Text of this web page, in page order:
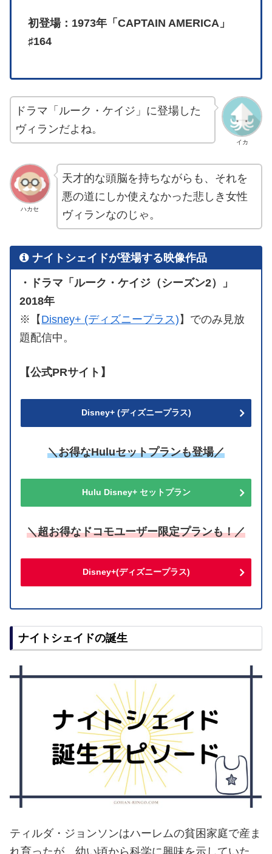
初登場：1973年「CAPTAIN AMERICA」
♯164
イカ
ドラマ「ルーク・ケイジ」に登場した
ヴィランだよね。
ハカセ
天才的な頭脳を持ちながらも、それを
悪の道にしか使えなかった悲しき女性
ヴィランなのじゃ。
ナイトシェイドが登場する映像作品
・ドラマ「ルーク・ケイジ（シーズン2）」
2018年
※【 Disney+ (ディズニープラス) 】でのみ見放
題配信中。
【公式PRサイト】
Disney+ (ディズニープラス)
＼お得なHuluセットプランも登場／
Hulu Disney+ セットプラン
＼超お得なドコモユーザー限定プランも！／
Disney+(ディズニープラス)
ナイトシェイドの誕生
ティルダ・ジョンソンはハーレムの貧困家庭で産ま